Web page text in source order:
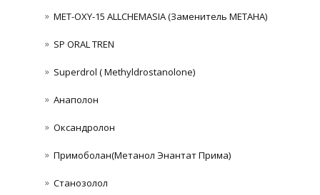
MET-OXY-15 ALLCHEMASIA (Заменитель МЕТАНА)
SP ORAL TREN
Superdrol ( Methyldrostanolone)
Анаполон
Оксандролон
Примоболан(Метанол Энантат Прима)
Станoзолол